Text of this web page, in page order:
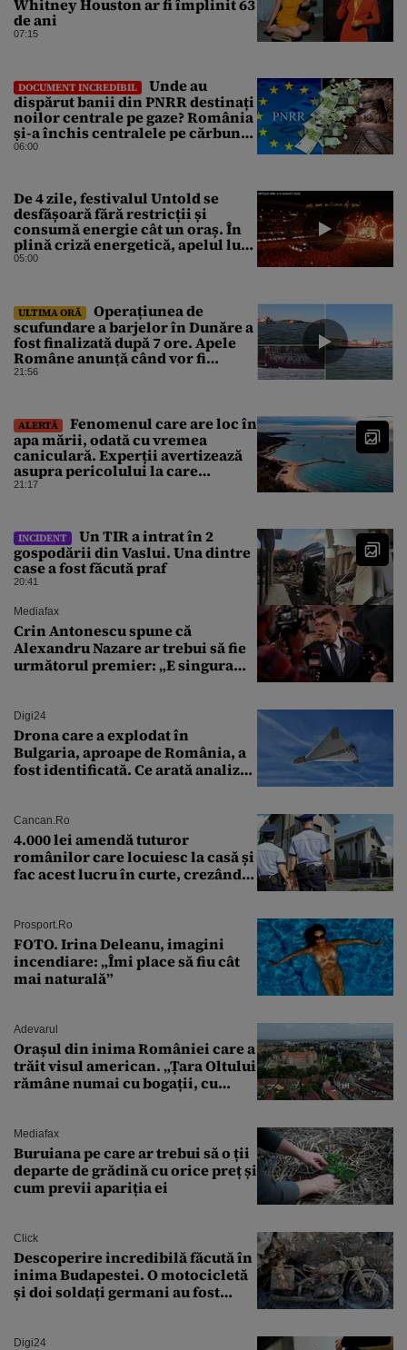
Whitney Houston ar fi împlinit 63
de ani
07:15
DOCUMENT INCREDIBIL
Unde au
dispărut banii din PNRR destinați
noilor centrale pe gaze? România
și-a închis centralele pe cărbune
în ritm galopant, dar nu a pus
06:00
De 4 zile, festivalul Untold se
desfășoară fără restricții și
consumă energie cât un oraș. În
plină criză energetică, apelul lui
Bolojan de economisire a
partid, Emil Boc
05:00
ULTIMA ORĂ
Operațiunea de
scufundare a barjelor în Dunăre a
fost finalizată după 7 ore. Apele
Române anunță când vor fi
simțite efectele
21:56
ALERTĂ
Fenomenul care are loc în
apa mării, odată cu vremea
caniculară. Experții avertizează
asupra pericolului la care
oamenii pot fi expuși
21:17
INCIDENT
Un TIR a intrat în 2
gospodării din Vaslui. Una dintre
case a fost făcută praf
20:41
Mediafax
Crin Antonescu spune că
Alexandru Nazare ar trebui să fie
următorul premier: „E singura
Digi24
Drona care a explodat în
Bulgaria, aproape de România, a
fost identificată. Ce arată analiza
Cancan.ro
4.000 lei amendă tuturor
românilor care locuiesc la casă și
fac acest lucru în curte, crezând
Prosport.ro
FOTO. Irina Deleanu, imagini
incendiare: „Îmi place să fiu cât
mai naturală”
Adevarul
Orașul din inima României care a
trăit visul american. „Țara Oltului
rămâne numai cu bogații, cu
Mediafax
Buruiana pe care ar trebui să o ții
departe de grădină cu orice preț și
cum previi apariția ei
Click
Descoperire incredibilă făcută în
inima Budapestei. O motocicletă
și doi soldați germani au fost
Digi24